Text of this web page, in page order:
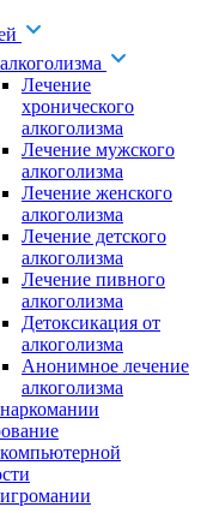
Лечение
хронического
алкоголизма
Лечение мужского
алкоголизма
Лечение женского
алкоголизма
Лечение детского
алкоголизма
Лечение пивного
алкоголизма
Детоксикация от
алкоголизма
Анонимное лечение
алкоголизма